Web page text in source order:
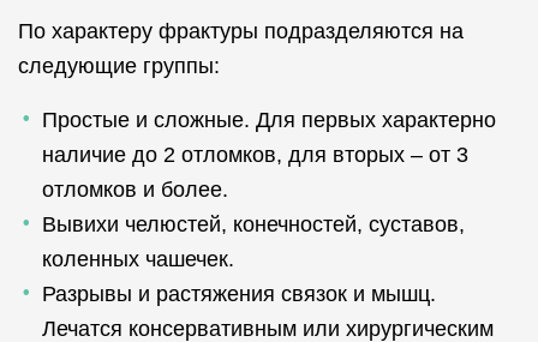
По характеру фрактуры подразделяются на
следующие группы:
Простые и сложные. Для первых характерно
наличие до 2 отломков, для вторых – от 3
отломков и более.
Вывихи челюстей, конечностей, суставов,
коленных чашечек.
Разрывы и растяжения связок и мышц.
Лечатся консервативным или хирургическим